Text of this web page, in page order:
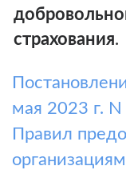
страхования.
мая 2023 г.
Правил